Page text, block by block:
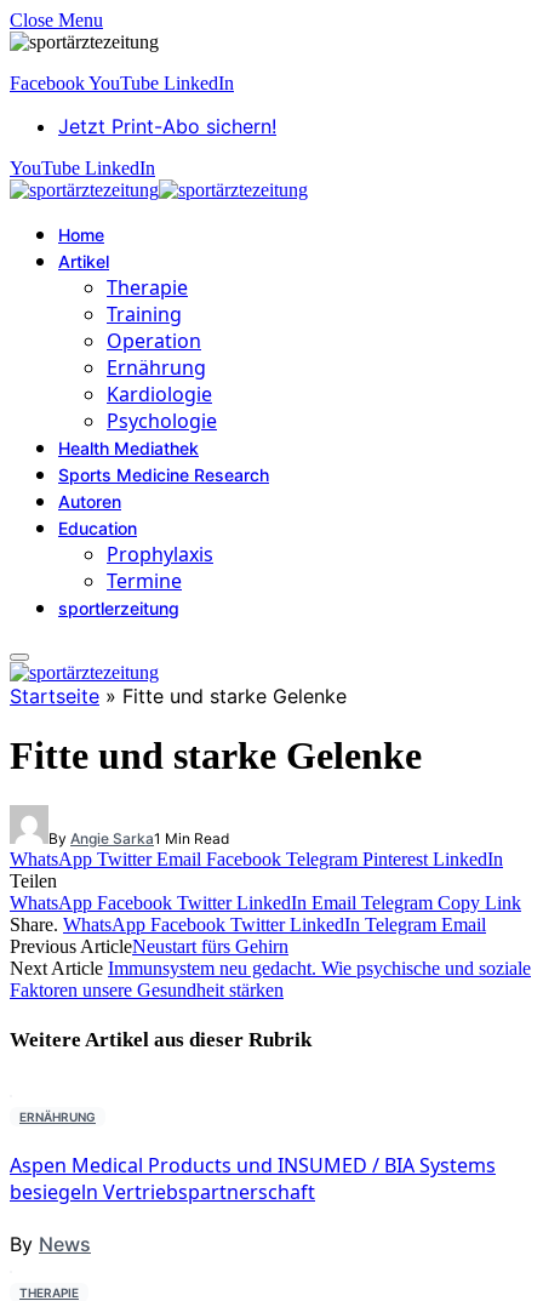
Close Menu
FacebookYouTube LinkedIn
Jetzt Print-Abo sichern!
YouTube LinkedIn
Home
Artikel
Therapie
Training
Operation
Ernährung
Kardiologie
Psychologie
Health Mediathek
Sports Medicine Research
Autoren
Education
Prophylaxis
Termine
sportlerzeitung
Startseite » Fitte und starke Gelenke
Fitte und starke Gelenke
By Angie Sarka1 Min Read
WhatsApp Twitter Email Facebook Telegram Pinterest LinkedIn
Teilen
WhatsApp Facebook Twitter LinkedIn Email Telegram Copy Link
Share. WhatsApp Facebook Twitter LinkedIn Telegram Email
Previous ArticleNeustart fürs Gehirn
Next Article Immunsystem neu gedacht. Wie psychische und soziale
Faktoren unsere Gesundheit stärken
Weitere Artikel aus dieser Rubrik
ERNÄHRUNG
Aspen Medical Products und INSUMED / BIA Systems
besiegeln Vertriebspartnerschaft
By News
THERAPIE